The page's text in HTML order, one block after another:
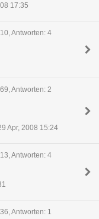
17:35
Antworten: 4
Antworten: 2
Apr, 2008 15:24
Antworten: 4
Antworten: 1